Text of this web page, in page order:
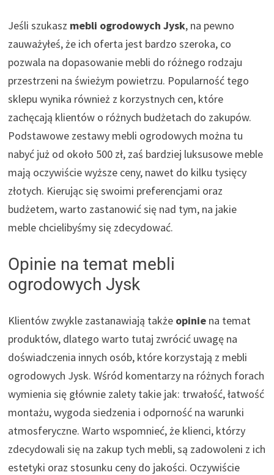
Jeśli szukasz mebli ogrodowych Jysk, na pewno
zauważyłeś, że ich oferta jest bardzo szeroka, co
pozwala na dopasowanie mebli do różnego rodzaju
przestrzeni na świeżym powietrzu. Popularność tego
sklepu wynika również z korzystnych cen, które
zachęcają klientów o różnych budżetach do zakupów.
Podstawowe zestawy mebli ogrodowych można tu
nabyć już od około 500 zł, zaś bardziej luksusowe meble
mają oczywiście wyższe ceny, nawet do kilku tysięcy
złotych. Kierując się swoimi preferencjami oraz
budżetem, warto zastanowić się nad tym, na jakie
meble chcielibyśmy się zdecydować.
Opinie na temat mebli
ogrodowych Jysk
Klientów zwykle zastanawiają także opinie na temat
produktów, dlatego warto tutaj zwrócić uwagę na
doświadczenia innych osób, które korzystają z mebli
ogrodowych Jysk. Wśród komentarzy na różnych forach
wymienia się głównie zalety takie jak: trwałość, łatwość
montażu, wygoda siedzenia i odporność na warunki
atmosferyczne. Warto wspomnieć, że klienci, którzy
zdecydowali się na zakup tych mebli, są zadowoleni z ich
estetyki oraz stosunku ceny do jakości. Oczywiście